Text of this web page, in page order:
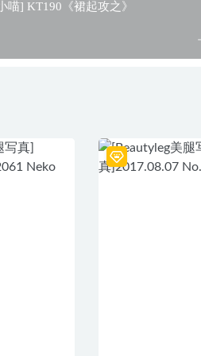
喵] KT190《裙起攻之》